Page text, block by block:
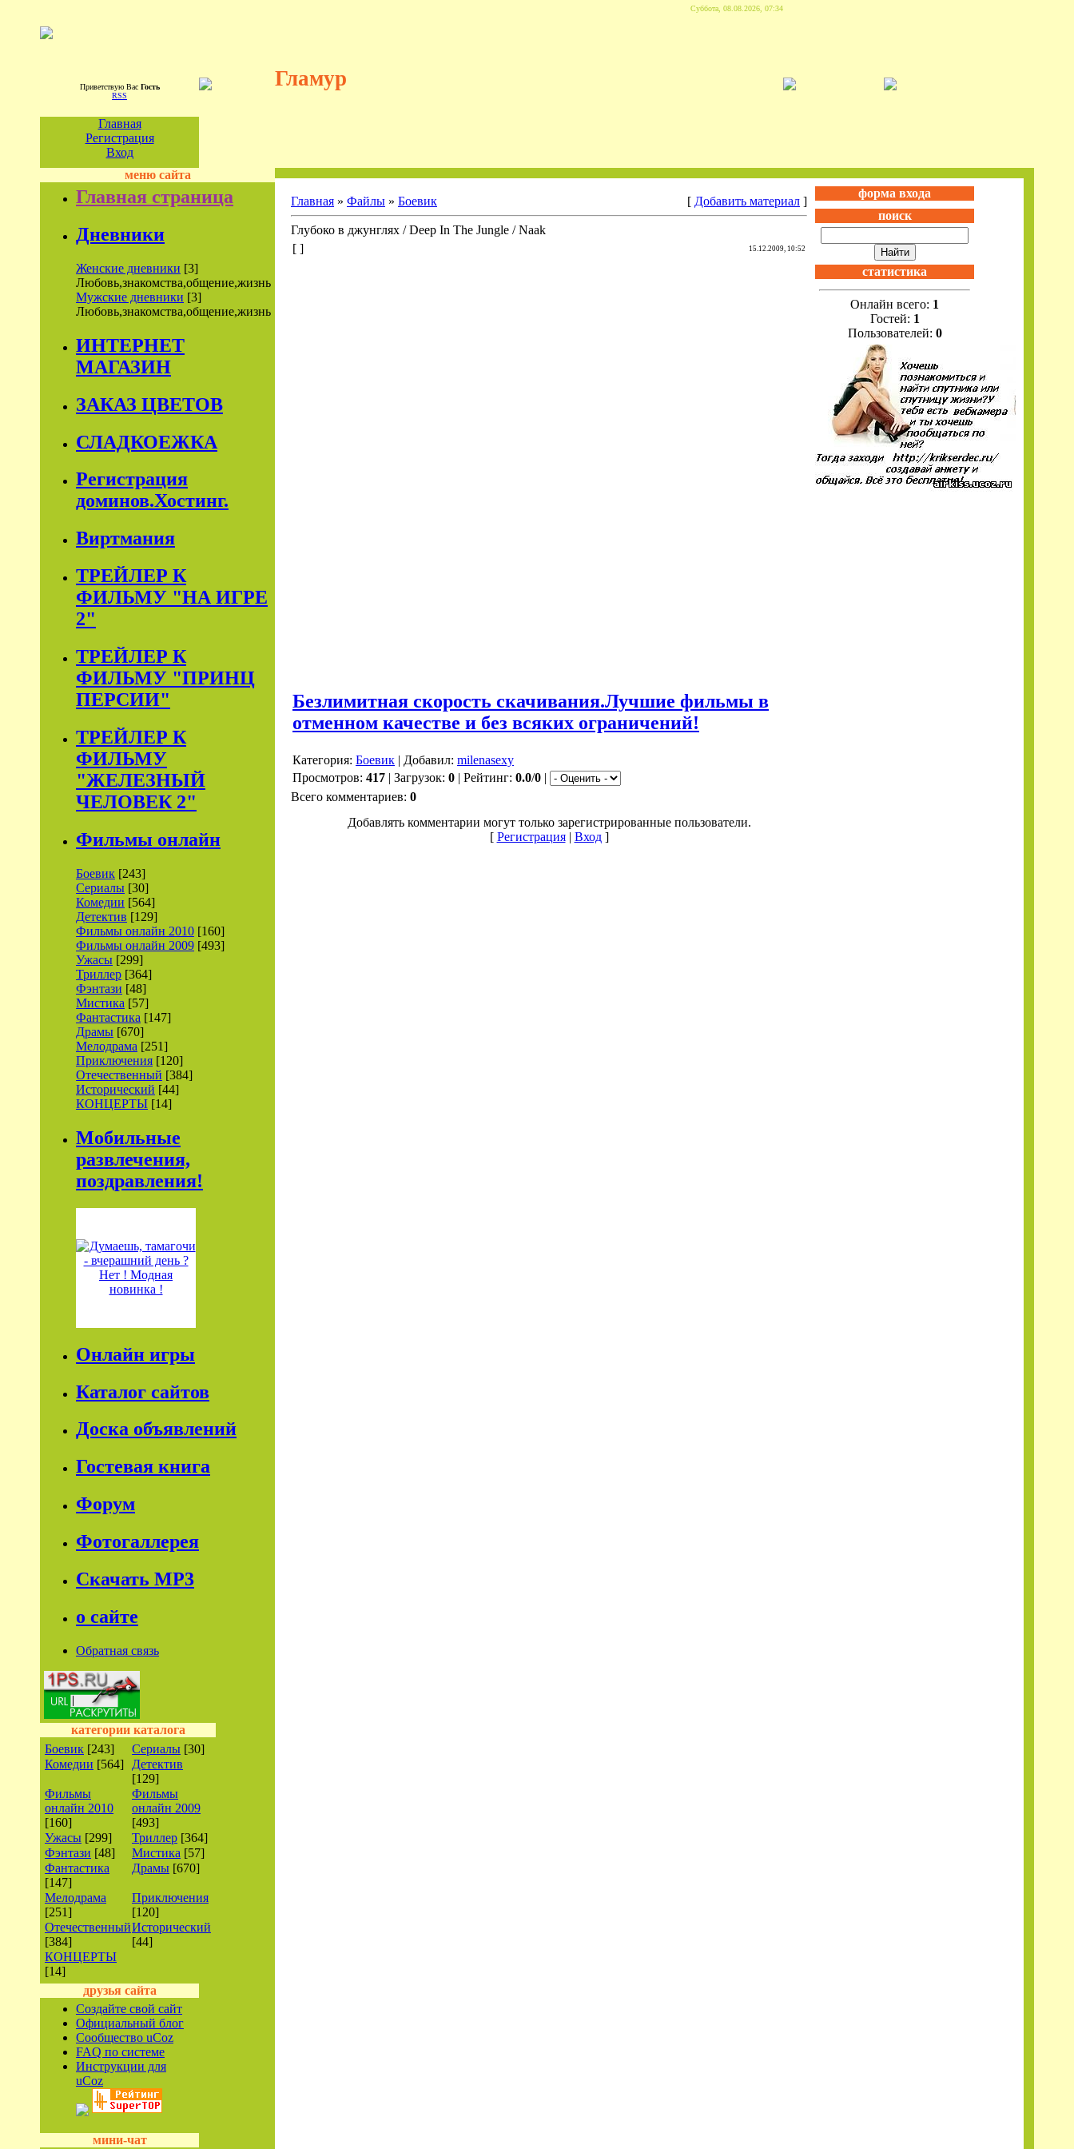
Суббота, 08.08.2026, 07:34
Приветствую Вас Гость
RSS
Гламур
Главная
Регистрация
Вход
меню сайта
Главная страница
Дневники
Женские дневники [3]
Любовь,знакомства,общение,жизнь
Мужские дневники [3]
Любовь,знакомства,общение,жизнь
ИНТЕРНЕТ
МАГАЗИН
ЗАКАЗ ЦВЕТОВ
СЛАДКОЕЖКА
Регистрация
доминов.Хостинг.
Виртмания
ТРЕЙЛЕР К
ФИЛЬМУ "НА ИГРЕ
2"
ТРЕЙЛЕР К
ФИЛЬМУ "ПРИНЦ
ПЕРСИИ"
ТРЕЙЛЕР К
ФИЛЬМУ
"ЖЕЛЕЗНЫЙ
ЧЕЛОВЕК 2"
Фильмы онлайн
Боевик [243]
Сериалы [30]
Комедии [564]
Детектив [129]
Фильмы онлайн 2010 [160]
Фильмы онлайн 2009 [493]
Ужасы [299]
Триллер [364]
Фэнтази [48]
Мистика [57]
Фантастика [147]
Драмы [670]
Мелодрама [251]
Приключения [120]
Отечественный [384]
Исторический [44]
КОНЦЕРТЫ [14]
Мобильные
развлечения,
поздравления!
Онлайн игры
Каталог сайтов
Доска объявлений
Гостевая книга
Форум
Фотогаллерея
Скачать МР3
о сайте
Обратная связь
категории каталога
Боевик [243] Сериалы [30]
Комедии [564]
Детектив
[129]
Фильмы
онлайн 2010
[160]
Фильмы
онлайн 2009
[493]
Ужасы [299] Триллер [364]
Фэнтази [48] Мистика [57]
Фантастика
[147]
Драмы [670]
Мелодрама
[251]
Приключения
[120]
Отечественный
[384]
Исторический
[44]
КОНЦЕРТЫ
[14]
друзья сайта
Создайте свой сайт
Официальный блог
Сообщество uCoz
FAQ по системе
Инструкции для
uCoz
мини-чат
Главная » Файлы » Боевик [ Добавить материал ]
Глубоко в джунглях / Deep In The Jungle / Naak
[ ]
15.12.2009, 10:52
Безлимитная скорость скачивания.Лучшие фильмы в
отменном качестве и без всяких ограничений!
Категория: Боевик | Добавил: milenasexy
Просмотров: 417 | Загрузок: 0 | Рейтинг: 0.0/0 |
Всего комментариев: 0
Добавлять комментарии могут только зарегистрированные пользователи.
[ Регистрация| Вход]
форма входа
поиск
статистика
Онлайн всего: 1
Гостей: 1
Пользователей: 0